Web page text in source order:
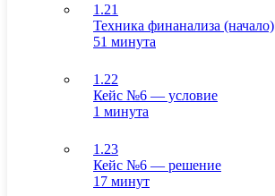
1.21
Техника финанализа (начало)
51 минута
1.22
Кейс №6 — условие
1 минута
1.23
Кейс №6 — решение
17 минут